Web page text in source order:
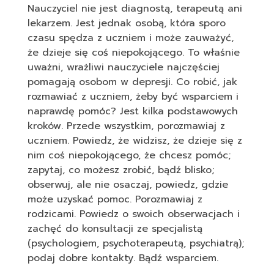
Nauczyciel nie jest diagnostą, terapeutą ani
lekarzem. Jest jednak osobą, która sporo
czasu spędza z uczniem i może zauważyć,
że dzieje się coś niepokojącego. To właśnie
uważni, wrażliwi nauczyciele najczęściej
pomagają osobom w depresji. Co robić, jak
rozmawiać z uczniem, żeby być wsparciem i
naprawdę pomóc? Jest kilka podstawowych
kroków. Przede wszystkim, porozmawiaj z
uczniem. Powiedz, że widzisz, że dzieje się z
nim coś niepokojącego, że chcesz pomóc;
zapytaj, co możesz zrobić, bądź blisko;
obserwuj, ale nie osaczaj, powiedz, gdzie
może uzyskać pomoc. Porozmawiaj z
rodzicami. Powiedz o swoich obserwacjach i
zachęć do konsultacji ze specjalistą
(psychologiem, psychoterapeutą, psychiatrą);
podaj dobre kontakty. Bądź wsparciem.